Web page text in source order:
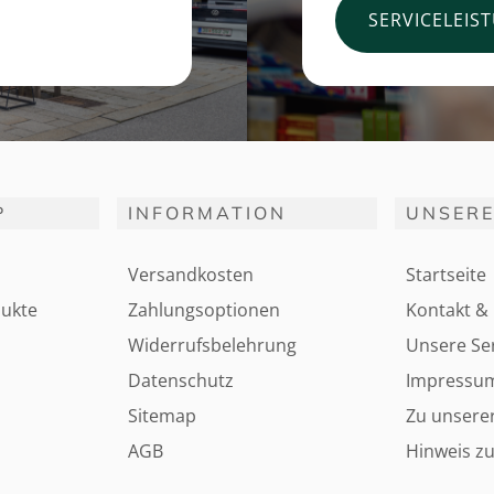
INFORMATION
Versandkosten
Zahlungsoptionen
Widerrufsbelehrung
Datenschutz
Sitemap
AGB
Startseite
Kontakt
Unsere
Zu
Hinweis